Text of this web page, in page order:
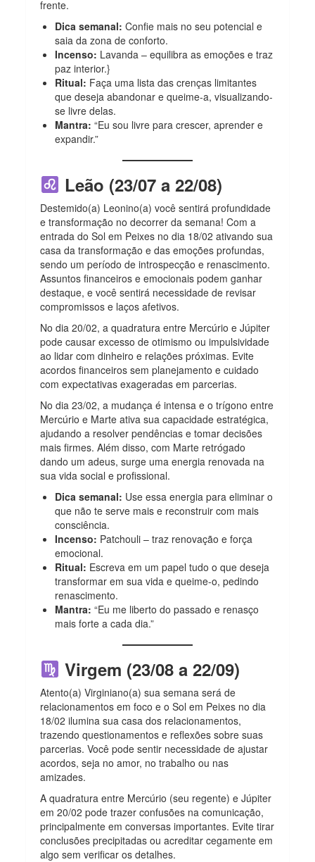
frente.
Dica semanal: Confie mais no seu potencial e
saia da zona de conforto.
Incenso: Lavanda – equilibra as emoções e traz
paz interior.}
Ritual: Faça uma lista das crenças limitantes
que deseja abandonar e queime-a, visualizando-
se livre delas.
Mantra: “Eu sou livre para crescer, aprender e
expandir.”
Leão (23/07 a 22/08)
Destemido(a) Leonino(a) você sentirá profundidade
e transformação no decorrer da semana! Com a
entrada do Sol em Peixes no dia 18/02 ativando sua
casa da transformação e das emoções profundas,
sendo um período de introspecção e renascimento.
Assuntos financeiros e emocionais podem ganhar
destaque, e você sentirá necessidade de revisar
compromissos e laços afetivos.
No dia 20/02, a quadratura entre Mercúrio e Júpiter
pode causar excesso de otimismo ou impulsividade
ao lidar com dinheiro e relações próximas. Evite
acordos financeiros sem planejamento e cuidado
com expectativas exageradas em parcerias.
No dia 23/02, a mudança é intensa e o trígono entre
Mercúrio e Marte ativa sua capacidade estratégica,
ajudando a resolver pendências e tomar decisões
mais firmes. Além disso, com Marte retrógado
dando um adeus, surge uma energia renovada na
sua vida social e profissional.
Dica semanal: Use essa energia para eliminar o
que não te serve mais e reconstruir com mais
consciência.
Incenso: Patchouli – traz renovação e força
emocional.
Ritual: Escreva em um papel tudo o que deseja
transformar em sua vida e queime-o, pedindo
renascimento.
Mantra: “Eu me liberto do passado e renasço
mais forte a cada dia.”
Virgem (23/08 a 22/09)
Atento(a) Virginiano(a) sua semana será de
relacionamentos em foco e o Sol em Peixes no dia
18/02 ilumina sua casa dos relacionamentos,
trazendo questionamentos e reflexões sobre suas
parcerias. Você pode sentir necessidade de ajustar
acordos, seja no amor, no trabalho ou nas
amizades.
A quadratura entre Mercúrio (seu regente) e Júpiter
em 20/02 pode trazer confusões na comunicação,
principalmente em conversas importantes. Evite tirar
conclusões precipitadas ou acreditar cegamente em
algo sem verificar os detalhes.